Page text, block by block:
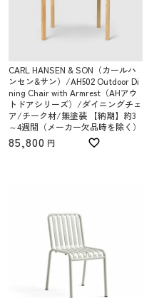
CARL HANSEN & SON（カールハ
ンセン&サン）/AH502 Outdoor Di
ning Chair with Armrest（AHアウ
トドアシリーズ）/ダイニングチェ
ア/チーク材/無塗装 【納期】約3
～4週間（メーカー欠品時を除く）
85,800